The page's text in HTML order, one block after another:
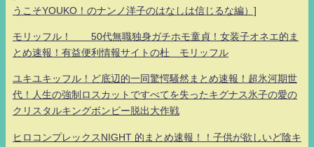
うこそYOUKO！のナンノ洋子のはなしは信じるな編）]
モリッフル！ 50代無職独身ガチホモ童貞！女装子オネエ的ま
とめ速報！有益便利情報サイトの杜 モリッフル
ユキユキッフル！ど底辺的一同驚愕騒然まとめ速報！超氷河期世
代！人生の強制ロスカットですべてを失ったキグナス氷子の愛の
クリスタルキングボンビー脱出大作戦
ヒロコンプレックスNIGHT 的まとめ速報！！子供が欲しいど陰キ